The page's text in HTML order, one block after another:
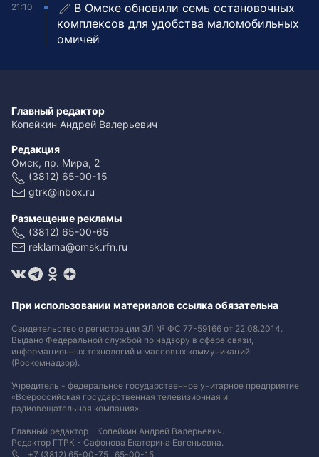
21:10
В Омске обновили семь остановочных
комплексов для удобства маломобильных
омичей
Главный редактор
Копейкин Андрей Валерьевич
Редакция
Омск, пр. Мира, 2
(3812) 65-00-15
gtrk@inbox.ru
Размещение рекламы
(3812) 65-00-65
reklama@omsk.rfn.ru
При использовании материалов ссылка обязательна
Свидетельство о регистрации ЭЛ № ФС 77-59166 от 22.08.2014.
Выдано Федеральной службой по надзору в сфере связи,
информационных технологий и массовых коммуникаций
(Роскомнадзор).
Учредитель - федеральное государственное унитарное предприятие
«Всероссийская государственная телевизионная и
радиовещательная компания».
Главный редактор - Копейкин Андрей Валерьевич.
Редактор ГТРК - Сафонова Екатерина Евгеньевна.